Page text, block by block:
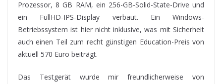
Prozessor, 8 GB RAM, ein 256-GB-Solid-State-Drive und
ein FullHD-IPS-Display verbaut. Ein Windows-
Betriebssystem ist hier nicht inklusive, was mit Sicherheit
auch einen Teil zum recht günstigen Education-Preis von
aktuell 570 Euro beiträgt.
Das Testgerät wurde mir freundlicherweise von